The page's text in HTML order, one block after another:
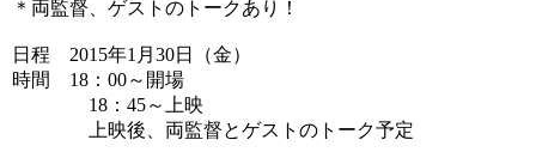
＊両監督、ゲストのトークあり！
日程 2015年1月30日（金）
時間 18：00～開場
18：45～上映
上映後、両監督とゲストのトーク予定